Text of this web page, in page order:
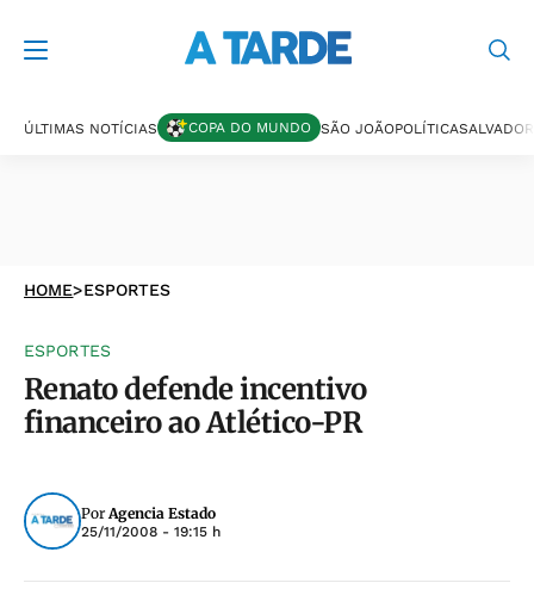
ÚLTIMAS NOTÍCIAS COPA DO MUNDO SÃO JOÃOPOLÍTICASALVADOR
HOME>ESPORTES
ESPORTES
Renato defende incentivo
financeiro ao Atlético-PR
PorAgencia Estado
25/11/2008 - 19:15 h